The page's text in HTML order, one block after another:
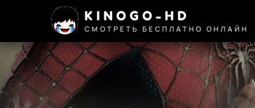
KINOGO-HD
СМОТРЕТЬ БЕСПЛАТНО ОНЛАЙН